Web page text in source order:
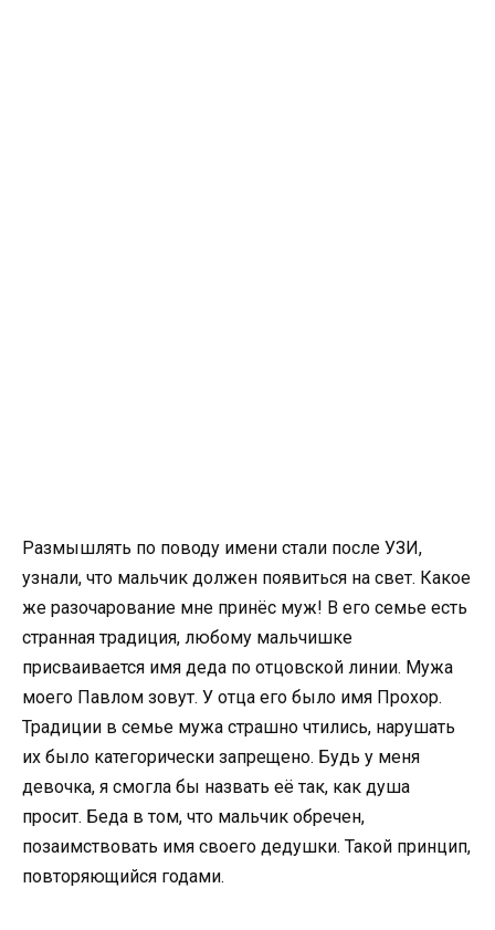
Размышлять по поводу имени стали после УЗИ,
узнали, что мальчик должен появиться на свет. Какое
же разочарование мне принёс муж! В его семье есть
странная традиция, любому мальчишке
присваивается имя деда по отцовской линии. Мужа
моего Павлом зовут. У отца его было имя Прохор.
Традиции в семье мужа страшно чтились, нарушать
их было категорически запрещено. Будь у меня
девочка, я смогла бы назвать её так, как душа
просит. Беда в том, что мальчик обречен,
позаимствовать имя своего дедушки. Такой принцип,
повторяющийся годами.